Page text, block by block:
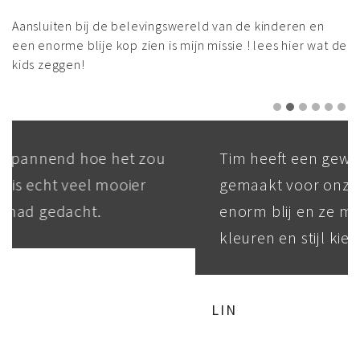
Aansluiten bij de belevingswereld van de kinderen en
een enorme blije kop zien is mijn missie ! lees hier wat de
kids zeggen!
Tim heeft een geweldige graffiti
gemaakt voor onze dochter. Ze is echt
enorm blij en ze mocht haar eigen